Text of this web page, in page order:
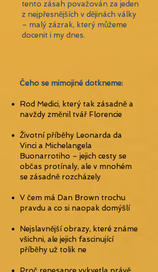
tento zásah považován za jeden
z nejpřesnějších v dějinách války
– malý zázrak, který můžeme
docenit i my dnes.
Čeho se mimojiné dotkneme: ​
Rod Medici, který tak zásadně a
navždy změnil tvář Florencie
Životní příběhy Leonarda da
Vinci a Michelangela
Buonarrotiho – jejich cesty se
občas protínaly, ale v mnohém
se zásadně rozcházely
V čem má Dan Brown trochu
pravdu a co si naopak domýšlí
Nejslavnější obrazy, které známe
všichni, ale jejich fascinující
příběhy už tolik ne